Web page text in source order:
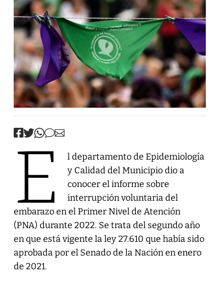
E
l departamento de Epidemiología
y Calidad del Municipio dio a
conocer el informe sobre
interrupción voluntaria del
embarazo en el Primer Nivel de Atención
(PNA) durante 2022. Se trata del segundo año
en que está vigente la ley 27.610 que había sido
aprobada por el Senado de la Nación en enero
de 2021.